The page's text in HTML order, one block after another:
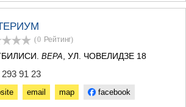
(0 Рейтинг)
ВЕРА, УЛ. ЧОВЕЛИДЗЕ 18
293 91 23
email map facebook